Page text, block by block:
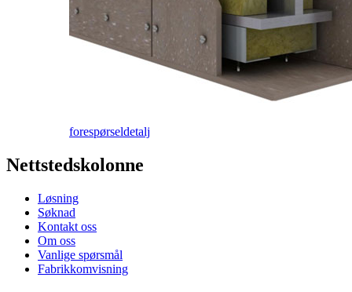
forespørseldetalj
Nettstedskolonne
Løsning
Søknad
Kontakt oss
Om oss
Vanlige spørsmål
Fabrikkomvisning